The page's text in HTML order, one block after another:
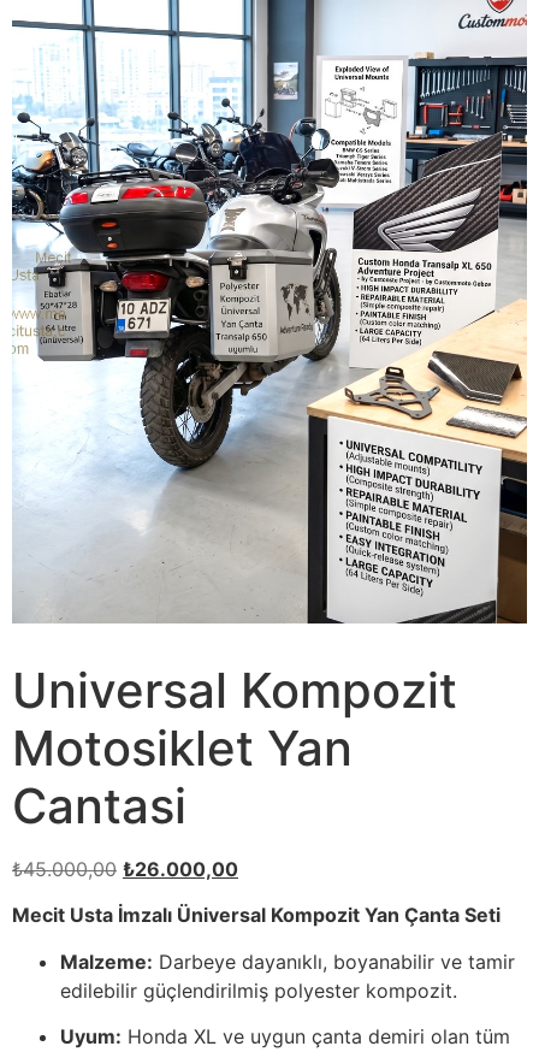
Universal Kompozit
Motosiklet Yan
Cantasi
₺45.000,00 ₺26.000,00
Mecit Usta İmzalı Üniversal Kompozit Yan Çanta Seti
Malzeme: Darbeye dayanıklı, boyanabilir ve tamir
edilebilir güçlendirilmiş polyester kompozit.
Uyum: Honda XL ve uygun çanta demiri olan tüm